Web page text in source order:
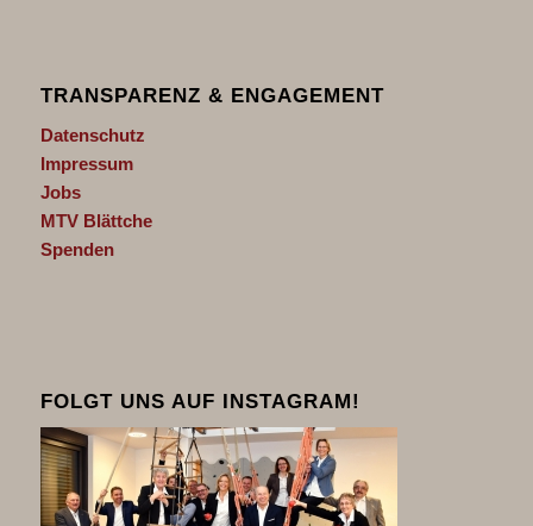
TRANSPARENZ & ENGAGEMENT
Datenschutz
Impressum
Jobs
MTV Blättche
Spenden
FOLGT UNS AUF INSTAGRAM!